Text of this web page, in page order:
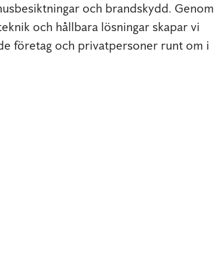
och brandskydd. Genom
och hållbara lösningar skapar vi
företag och privatpersoner runt om i